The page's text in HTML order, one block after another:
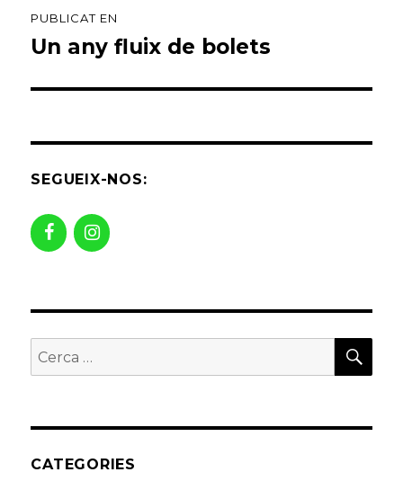
d'entrades
PUBLICAT EN
Un any fluix de bolets
SEGUEIX-NOS:
Buscar
per:
CATEGORIES